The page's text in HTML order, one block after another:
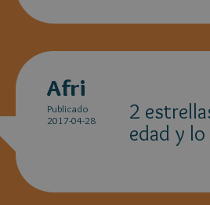
Afri
Publicado
2017-04-28
2
edad y